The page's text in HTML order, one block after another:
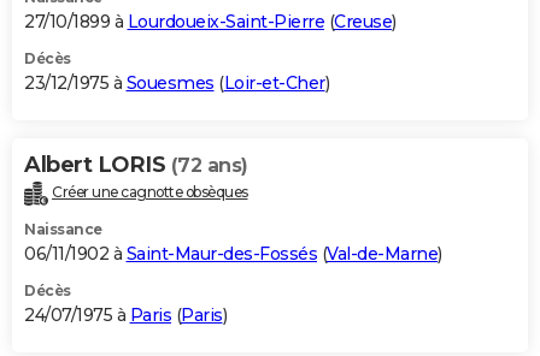
27/10/1899 à Lourdoueix-Saint-Pierre (Creuse)
Décès
23/12/1975 à Souesmes (Loir-et-Cher)
Albert LORIS (72 ans)
Créer une cagnotte obsèques
Naissance
06/11/1902 à Saint-Maur-des-Fossés (Val-de-Marne)
Décès
24/07/1975 à Paris (Paris)